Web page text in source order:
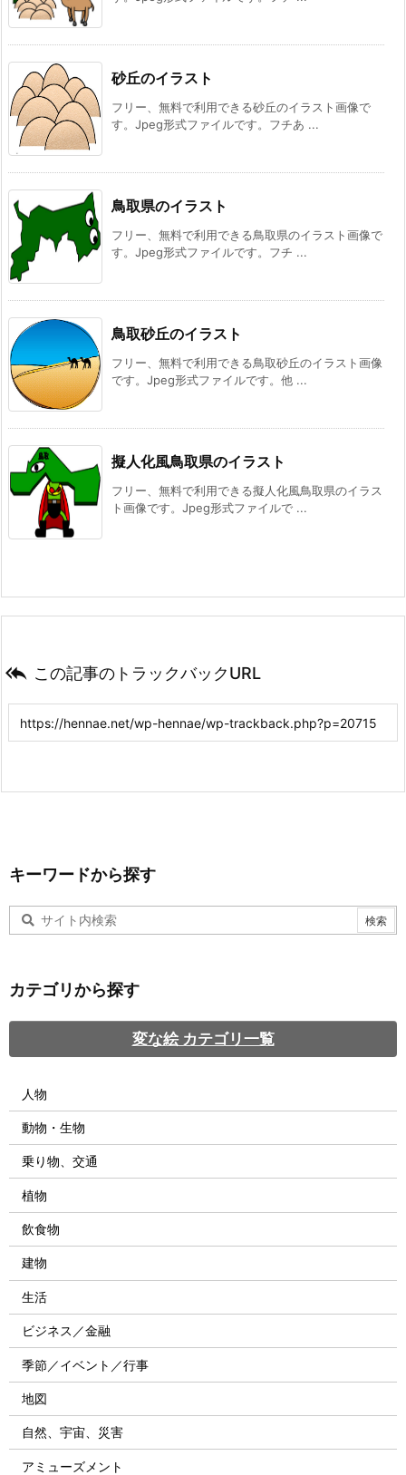
砂丘のイラスト
フリー、無料で利用できる砂丘のイラスト画像で
す。Jpeg形式ファイルです。フチあ ...
鳥取県のイラスト
フリー、無料で利用できる鳥取県のイラスト画像で
す。Jpeg形式ファイルです。フチ ...
鳥取砂丘のイラスト
フリー、無料で利用できる鳥取砂丘のイラスト画像
です。Jpeg形式ファイルです。他 ...
擬人化風鳥取県のイラスト
フリー、無料で利用できる擬人化風鳥取県のイラス
ト画像です。Jpeg形式ファイルで ...
 この記事のトラックバックURL
キーワードから探す
カテゴリから探す
変な絵 カテゴリ一覧
人物
動物・生物
乗り物、交通
植物
飲食物
建物
生活
ビジネス／金融
季節／イベント／行事
地図
自然、宇宙、災害
アミューズメント